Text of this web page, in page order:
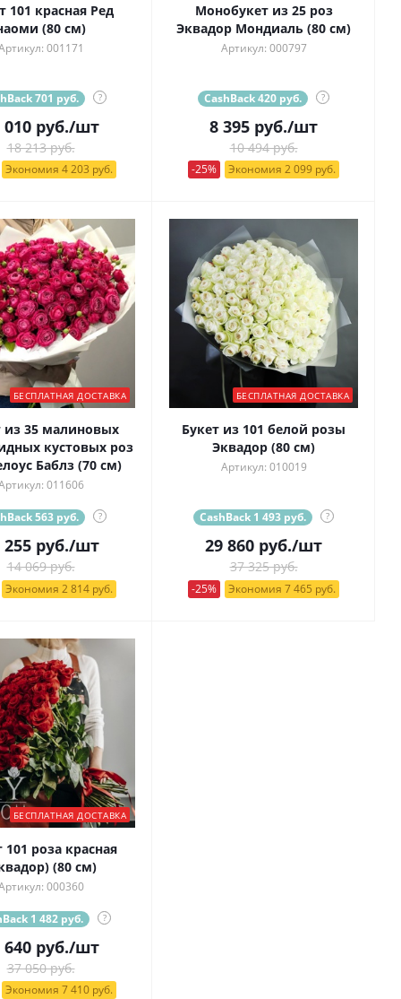
101 красная Ред
(80 см)
001171
701 руб. ?
010 руб./шт
18 213 руб.
Экономия 4 203 руб.
Монобукет из 25 роз
Эквадор Мондиаль (80 см)
Артикул: 000797
CashBack 420 руб. ?
8 395 руб./шт
10 494 руб.
-25% Экономия 2 099 руб.
БЕСПЛАТНАЯ ДОСТАВКА
из 35 малиновых
кустовых роз
Баблз (70 см)
011606
563 руб. ?
255 руб./шт
14 069 руб.
Экономия 2 814 руб.
БЕСПЛАТНАЯ ДОСТАВКА
Букет из 101 белой розы
Эквадор (80 см)
Артикул: 010019
CashBack 1 493 руб. ?
29 860 руб./шт
37 325 руб.
-25% Экономия 7 465 руб.
БЕСПЛАТНАЯ ДОСТАВКА
101 роза красная
(80 см)
000360
1 482 руб. ?
640 руб./шт
37 050 руб.
Экономия 7 410 руб.